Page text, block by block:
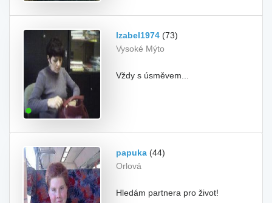
Izabel1974 (73)
Vysoké Mýto
Vždy s úsměvem...
papuka (44)
Orlová
Hledám partnera pro život!